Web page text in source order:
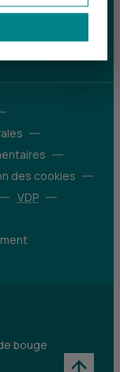
des cookies
VDP
bouge